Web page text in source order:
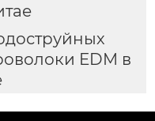
EDM в